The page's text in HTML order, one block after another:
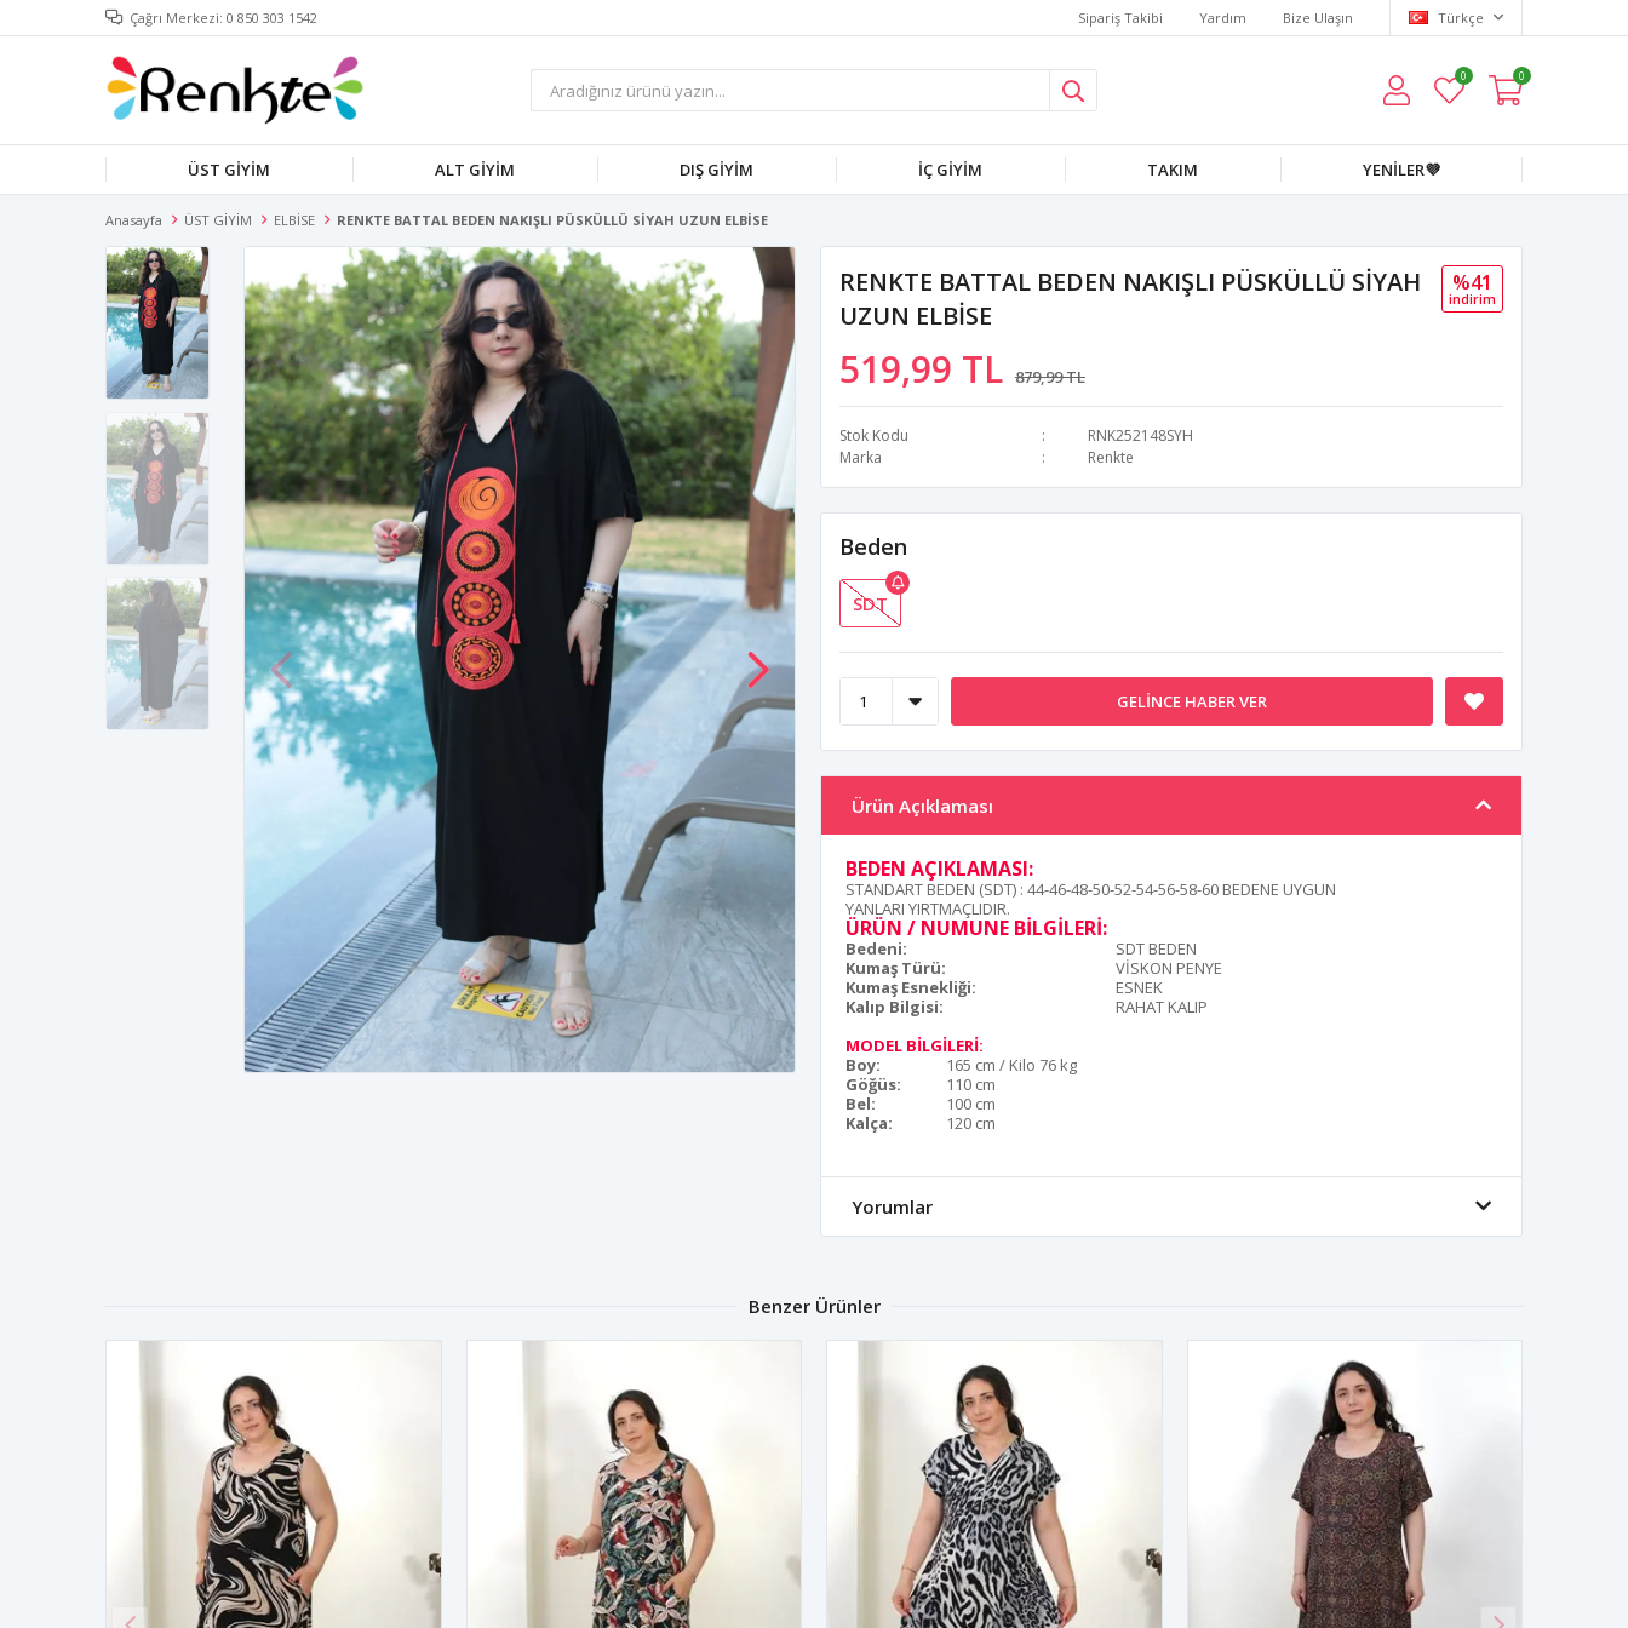
Çağrı Merkezi: 0 850 303 1542 Sipariş Takibi Yardım Bize Ulaşın Türkçe
0 0
ÜST GİYİM ALT GİYİM DIŞ GİYİM İÇ GİYİM TAKIM YENİLER💜
Anasayfa ÜST GİYİM ELBİSE RENKTE BATTAL BEDEN NAKIŞLI PÜSKÜLLÜ SİYAH UZUN ELBİSE
RENKTE BATTAL BEDEN NAKIŞLI PÜSKÜLLÜ SİYAH
UZUN ELBİSE
519,99 TL 879,99 TL
%41
i̇ndi̇ri̇m
Stok Kodu
RNK252148SYH
Marka
Renkte
Beden
SDT
GELINCE HABER VER
Ürün Açıklaması
BEDEN AÇIKLAMASI:
STANDART BEDEN (SDT) : 44-46-48-50-52-54-56-58-60 BEDENE UYGUN
YANLARI YIRTMAÇLIDIR.
ÜRÜN / NUMUNE BİLGİLERİ:
Bedeni:
SDT BEDEN
Kumaş Türü:
VİSKON PENYE
Kumaş Esnekliği:
ESNEK
Kalıp Bilgisi:
RAHAT KALIP
MODEL BİLGİLERİ:
Boy:
165 cm / Kilo 76 kg
Göğüs:
110 cm
Bel:
100 cm
Kalça:
120 cm
Yorumlar
Benzer Ürünler